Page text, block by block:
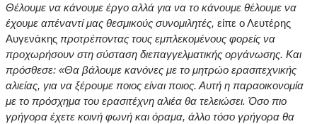
Θέλουμε να κάνουμε έργο αλλά για να το κάνουμε θέλουμε να
έχουμε απέναντί μας θεσμικούς συνομιλητές, είπε ο Λευτέρης
Αυγενάκης προτρέποντας τους εμπλεκομένους φορείς να
προχωρήσουν στη σύσταση διεπαγγελματικής οργάνωσης. Και
πρόσθεσε: «Θα βάλουμε κανόνες με το μητρώο ερασιτεχνικής
αλιείας, για να ξέρουμε ποιος είναι ποιος. Αυτή η παραοικονομία
με το πρόσχημα του ερασιτέχνη αλιέα θα τελειώσει. Όσο πιο
γρήγορα έχετε κοινή φωνή και όραμα, άλλο τόσο γρήγορα θα